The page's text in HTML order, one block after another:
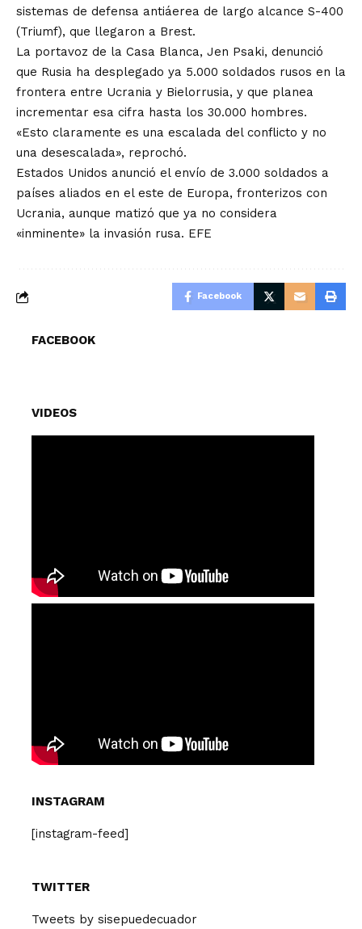
sistemas de defensa antiáerea de largo alcance S-400
(Triumf), que llegaron a Brest.
La portavoz de la Casa Blanca, Jen Psaki, denunció
que Rusia ha desplegado ya 5.000 soldados rusos en la
frontera entre Ucrania y Bielorrusia, y que planea
incrementar esa cifra hasta los 30.000 hombres.
«Esto claramente es una escalada del conflicto y no
una desescalada», reprochó.
Estados Unidos anunció el envío de 3.000 soldados a
países aliados en el este de Europa, fronterizos con
Ucrania, aunque matizó que ya no considera
«inminente» la invasión rusa. EFE
Facebook
FACEBOOK
VIDEOS
INSTAGRAM
[instagram-feed]
TWITTER
Tweets by sisepuedecuador